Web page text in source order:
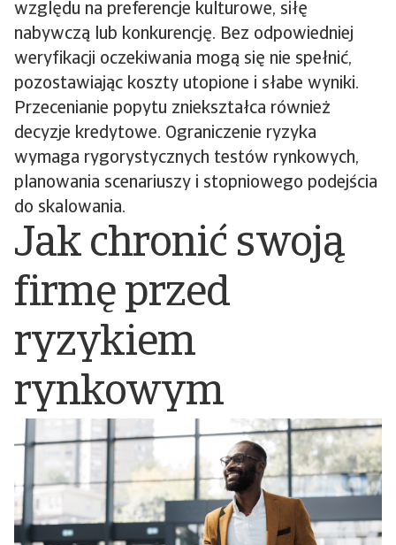
względu na preferencje kulturowe, siłę
nabywczą lub konkurencję. Bez odpowiedniej
weryfikacji oczekiwania mogą się nie spełnić,
pozostawiając koszty utopione i słabe wyniki.
Przecenianie popytu zniekształca również
decyzje kredytowe. Ograniczenie ryzyka
wymaga rygorystycznych testów rynkowych,
planowania scenariuszy i stopniowego podejścia
do skalowania.
Jak chronić swoją
firmę przed
ryzykiem
rynkowym